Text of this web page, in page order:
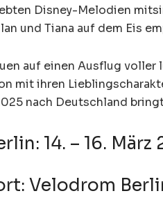
Disney-Melodien
und Tiana auf dem Eis
auf einen Ausflug voller
mit ihren
nach Deutschland
14. – 16. März
Velodrom